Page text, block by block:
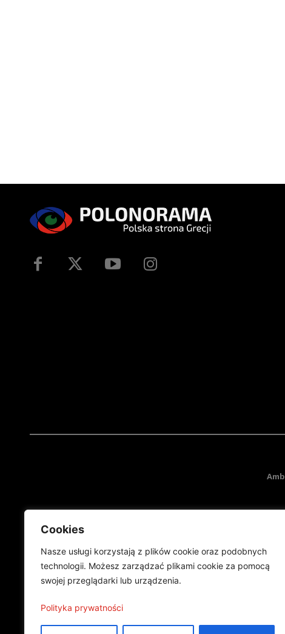
Cookies
Nasze usługi korzystają z plików cookie oraz podobnych
technologii. Możesz zarządzać plikami cookie za pomocą
swojej przeglądarki lub urządzenia.
Polityka prywatności
Projekt finansowany przez
Publikacja wyraża jedynie